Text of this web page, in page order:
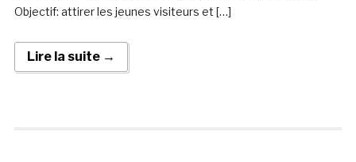
Objectif: attirer les jeunes visiteurs et […]
Lire la suite →